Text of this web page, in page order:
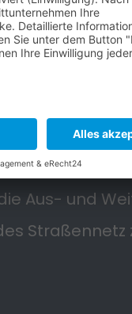
wichtige
Aus- und
Straßennetz